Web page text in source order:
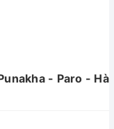
- Paro - Hà